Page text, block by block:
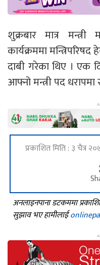
शुक्रबार मात्र
कार्यक्रममा
दाबी गरेका थिए । एक
आफ्नो मन्त्री पद
प्रकाशित मिति : ३
अनलाइनपाना डटकममा
सुझाव भए हामीलाई